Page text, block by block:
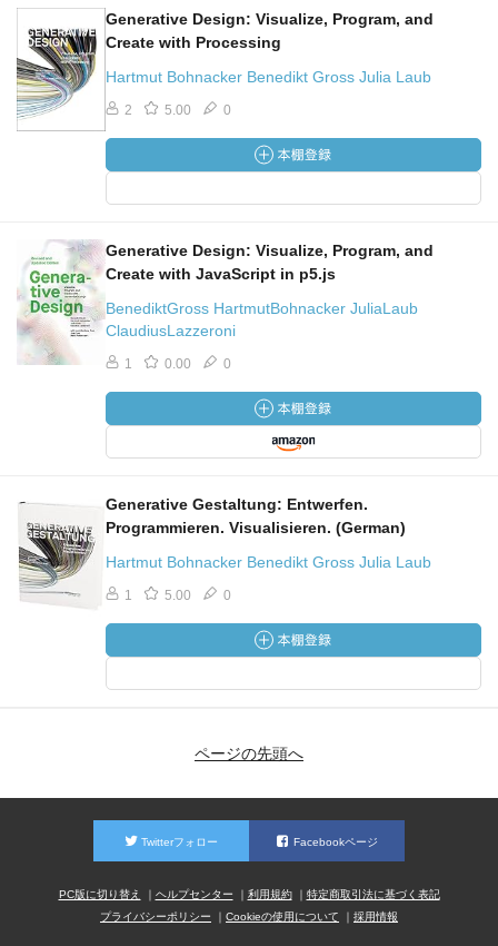
Generative Design: Visualize, Program, and
Create with Processing
Hartmut Bohnacker Benedikt Gross Julia Laub
2 5.00 0
Generative Design: Visualize, Program, and
Create with JavaScript in p5.js
BenediktGross HartmutBohnacker JuliaLaub
ClaudiusLazzeroni
1 0.00 0
Generative Gestaltung: Entwerfen.
Programmieren. Visualisieren. (German)
Hartmut Bohnacker Benedikt Gross Julia Laub
1 5.00 0
ページの先頭へ
Twitterフォロー Facebookページ
PC版に切り替え ヘルプセンター 利用規約
特定商取引法に基づく表記
プライバシーポリシー
Cookieの使用について 採用情報